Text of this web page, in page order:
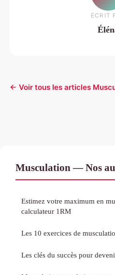
ECRIT
← Voir tous les articles
Musculation — Nos
Estimez votre maximum en
calculateur 1RM
Les 10 exercices de
Les clés du succès pour